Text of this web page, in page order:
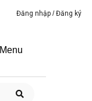
Đăng nhập /Đăng ký
Menu